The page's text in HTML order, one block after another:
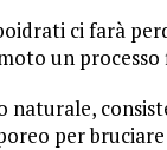
ci farà
un
naturale,
per bruciare